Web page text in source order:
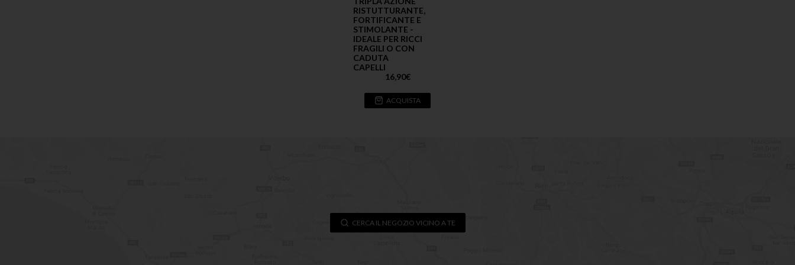
RISTUTTURANTE,
FORTIFICANTE E
STIMOLANTE -
IDEALE PER RICCI
FRAGILI O CON
CADUTA
CAPELLI
16,90€
ACQUISTA
CERCA IL NEGOZIO VICINO A TE